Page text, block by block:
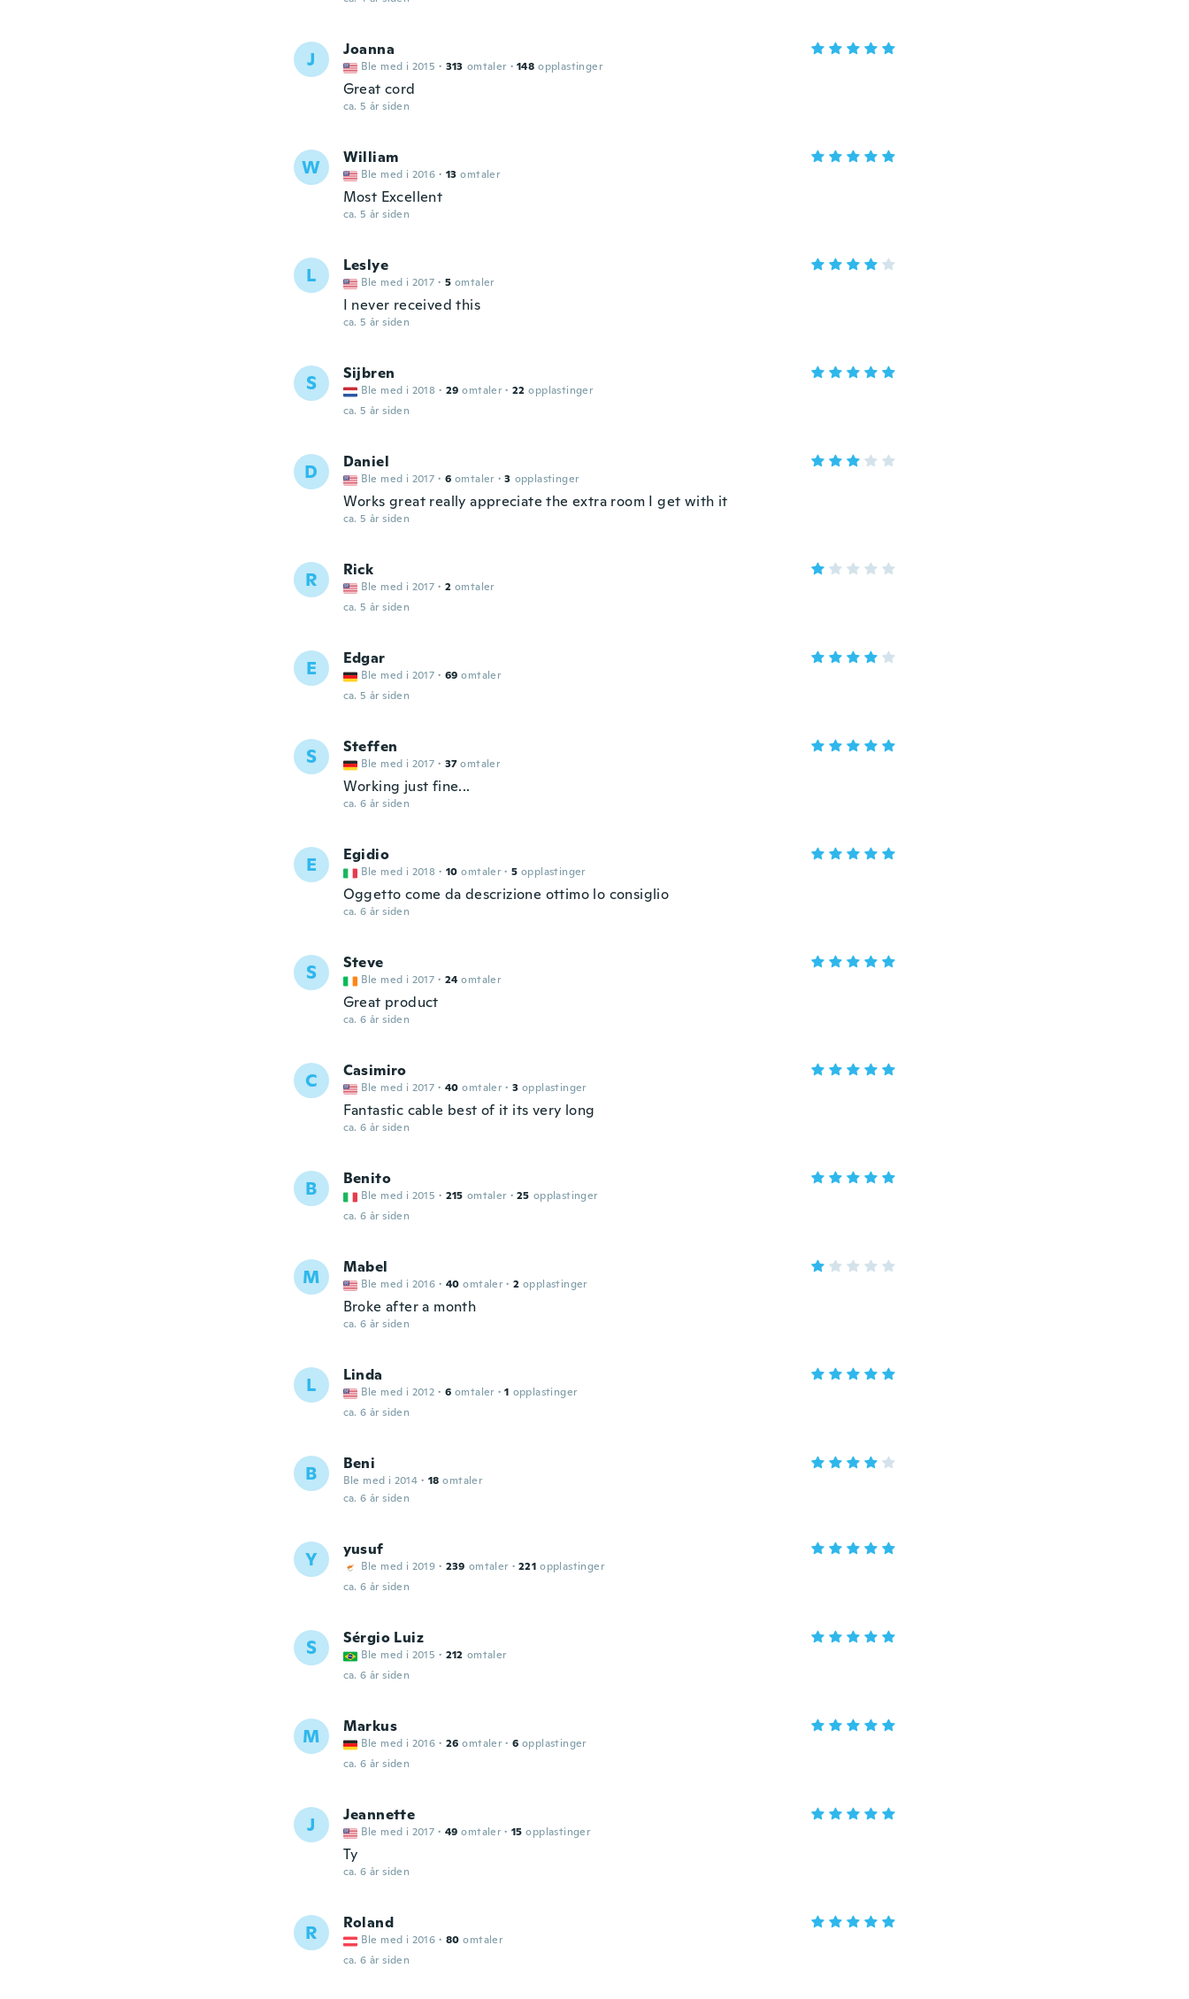
J Joanna
Ble med i 2015 · 313 omtaler · 148 opplastinger
Great cord
ca. 5 år siden
W William
Ble med i 2016 · 13 omtaler
Most Excellent
ca. 5 år siden
L Leslye
Ble med i 2017 · 5 omtaler
I never received this
ca. 5 år siden
S Sijbren
Ble med i 2018 · 29 omtaler · 22 opplastinger
ca. 5 år siden
D Daniel
Ble med i 2017 · 6 omtaler · 3 opplastinger
Works great really appreciate the extra room I get with it
ca. 5 år siden
R Rick
Ble med i 2017 · 2 omtaler
ca. 5 år siden
E Edgar
Ble med i 2017 · 69 omtaler
ca. 5 år siden
S Steffen
Ble med i 2017 · 37 omtaler
Working just fine...
ca. 6 år siden
E Egidio
Ble med i 2018 · 10 omtaler · 5 opplastinger
Oggetto come da descrizione ottimo lo consiglio
ca. 6 år siden
S Steve
Ble med i 2017 · 24 omtaler
Great product
ca. 6 år siden
C Casimiro
Ble med i 2017 · 40 omtaler · 3 opplastinger
Fantastic cable best of it its very long
ca. 6 år siden
B Benito
Ble med i 2015 · 215 omtaler · 25 opplastinger
ca. 6 år siden
M Mabel
Ble med i 2016 · 40 omtaler · 2 opplastinger
Broke after a month
ca. 6 år siden
L Linda
Ble med i 2012 · 6 omtaler · 1 opplastinger
ca. 6 år siden
B Beni
Ble med i 2014 · 18 omtaler
ca. 6 år siden
Y yusuf
Ble med i 2019 · 239 omtaler · 221 opplastinger
ca. 6 år siden
S Sérgio Luiz
Ble med i 2015 · 212 omtaler
ca. 6 år siden
M Markus
Ble med i 2016 · 26 omtaler · 6 opplastinger
ca. 6 år siden
J Jeannette
Ble med i 2017 · 49 omtaler · 15 opplastinger
Ty
ca. 6 år siden
R Roland
Ble med i 2016 · 80 omtaler
ca. 6 år siden